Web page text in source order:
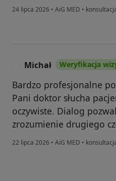
24 lipca 2026 • AiG MED •
Michał Weryfikacja
Bardzo profesjonalne
Pani doktor słucha
oczywiste. Dialog
zrozumienie drugiego
22 lipca 2026 • AiG MED •